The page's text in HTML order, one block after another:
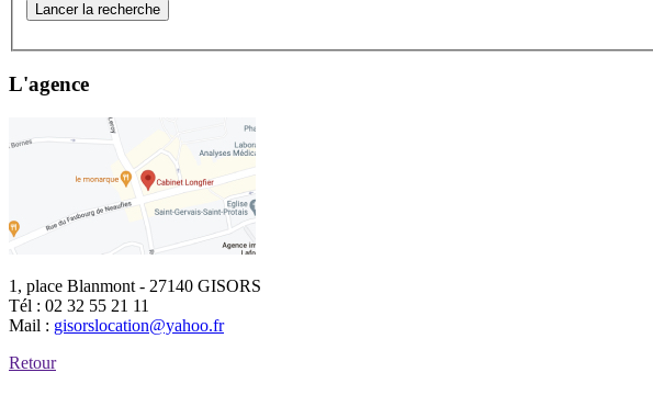
Lancer la recherche
L'agence
1, place Blanmont - 27140 GISORS
Tél : 02 32 55 21 11
Mail : gisorslocation@yahoo.fr
Retour